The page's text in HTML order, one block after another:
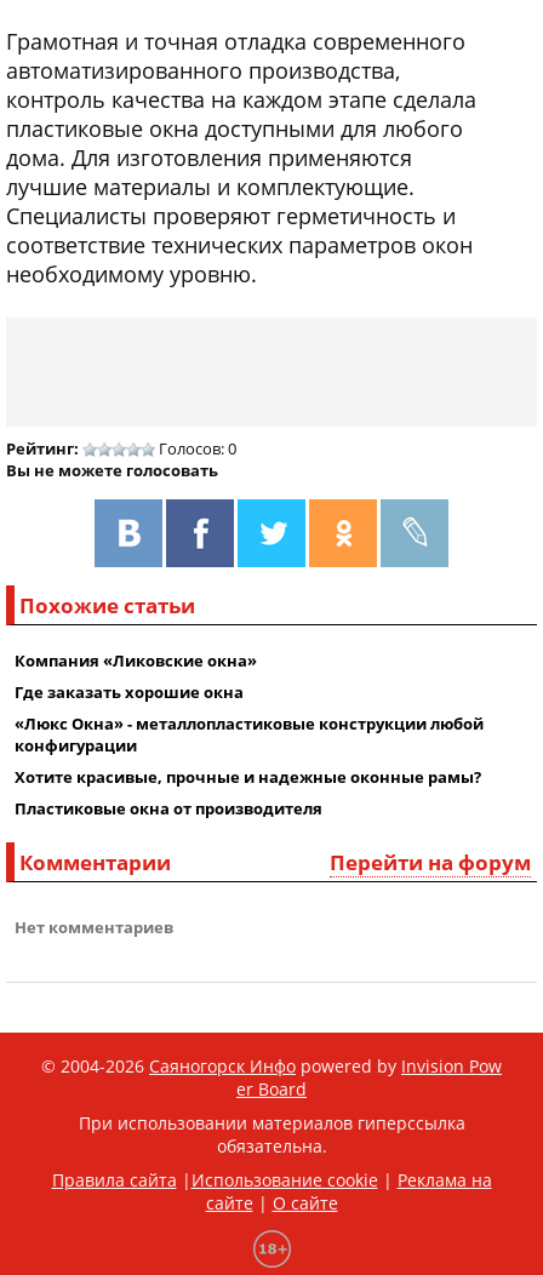
Грамотная и точная отладка современного
автоматизированного производства,
контроль качества на каждом этапе сделала
пластиковые окна доступными для любого
дома. Для изготовления применяются
лучшие материалы и комплектующие.
Специалисты проверяют герметичность и
соответствие технических параметров окон
необходимому уровню.
Рейтинг:
Голосов: 0
Вы не можете голосовать
Похожие статьи
Компания «Ликовские окна»
Где заказать хорошие окна
«Люкс Окна» - металлопластиковые конструкции любой
конфигурации
Хотите красивые, прочные и надежные оконные рамы?
Пластиковые окна от производителя
Перейти на форум
Комментарии
Нет комментариев
© 2004-2026 Саяногорск Инфо powered by Invision Pow
er Board
При использовании материалов гиперссылка
обязательна.
Правила сайта | Использование cookie| Реклама на
сайте| О сайте